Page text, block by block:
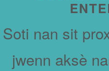
Soti nan sit
jwenn aksè